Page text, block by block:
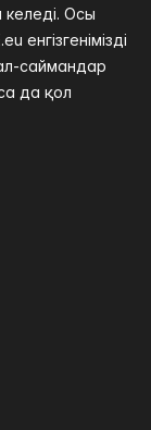
Осы
енгізгенімізді
саймандар
да қол